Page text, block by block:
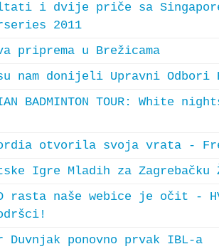
i dvije priče sa Singapore
2011
priprema u Brežicama
nam donijeli Upravni Odbori
BADMINTON TOUR: White
otvorila svoja vrata -
Igre Mladih za
rasta naše webice je očit -
Duvnjak ponovno prvak IBL-a